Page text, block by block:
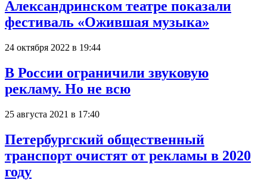
Александринском театре показали
фестиваль «Ожившая музыка»
24 октября 2022 в 19:44
В России ограничили звуковую
рекламу. Hо не всю
25 августа 2021 в 17:40
Петербургский общественный
транспорт очистят от рекламы в 2020
году